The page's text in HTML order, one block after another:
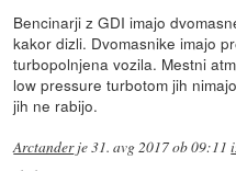
Bencinarji z GDI imajo
kakor dizli. Dvomasnike imajo
turbopolnjena vozila. Mestni
low pressure turbotom jih
jih ne rabijo.
Arctanderje31. avg 2017 ob 09:11